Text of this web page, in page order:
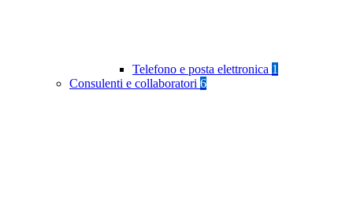
Telefono e posta elettronica 1
Consulenti e collaboratori 6